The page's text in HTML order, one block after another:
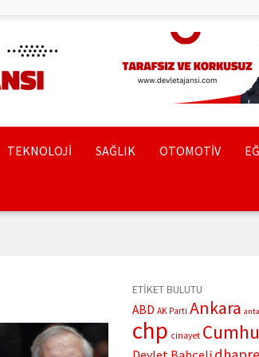
TEKNOLOJİ SAĞLIK OTOMOTİV
ETİKET BULUTU
ABD AK Parti Ankara
chp cinayet